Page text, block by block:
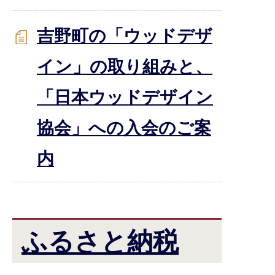
吉野町の「ウッドデザ
イン」の取り組みと、
「日本ウッドデザイン
協会」への入会のご案
内
ふるさと納税